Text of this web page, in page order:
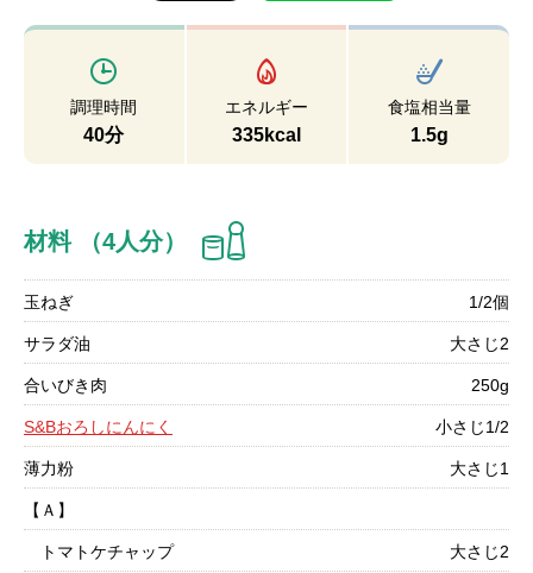
調理時間
40分
エネルギー
335kcal
食塩相当量
1.5g
材料 （4人分）
玉ねぎ 1/2個
サラダ油 大さじ2
合いびき肉 250g
S&Bおろしにんにく 小さじ1/2
薄力粉 大さじ1
【Ａ】
トマトケチャップ 大さじ2